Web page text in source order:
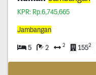
KPR: Rp.6,745,665
Jambangan
5 2 2 1552